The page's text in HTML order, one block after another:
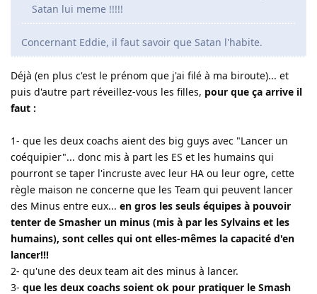
Satan lui meme !!!!!
Concernant Eddie, il faut savoir que Satan l'habite.
Déjà (en plus c'est le prénom que j'ai filé à ma biroute)... et
puis d'autre part réveillez-vous les filles, pour que ça arrive il
faut :
1- que les deux coachs aient des big guys avec "Lancer un
coéquipier"... donc mis à part les ES et les humains qui
pourront se taper l'incruste avec leur HA ou leur ogre, cette
règle maison ne concerne que les Team qui peuvent lancer
des Minus entre eux... en gros les seuls équipes à pouvoir
tenter de Smasher un minus (mis à par les Sylvains et les
humains), sont celles qui ont elles-mêmes la capacité d'en
lancer!!!
2- qu'une des deux team ait des minus à lancer.
3- que les deux coachs soient ok pour pratiquer le Smash